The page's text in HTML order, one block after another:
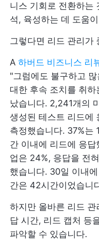
니스 기회로 전환하는
석, 육성하는 데 도움
그렇다면 리드 관리가
A 하버드 비즈니스 리
"그럼에도 불구하고
대한 후속 조치를 취
났습니다. 2,241개의
생성된 테스트 리드에
측정했습니다. 37%는
간 이내에 리드에 응
업은 24%, 응답을 전
했습니다. 30일 이내
간은 42시간이었습니
하지만 올바른 리드
답 시간, 리드 캡처 등
파악할 수 있습니다.